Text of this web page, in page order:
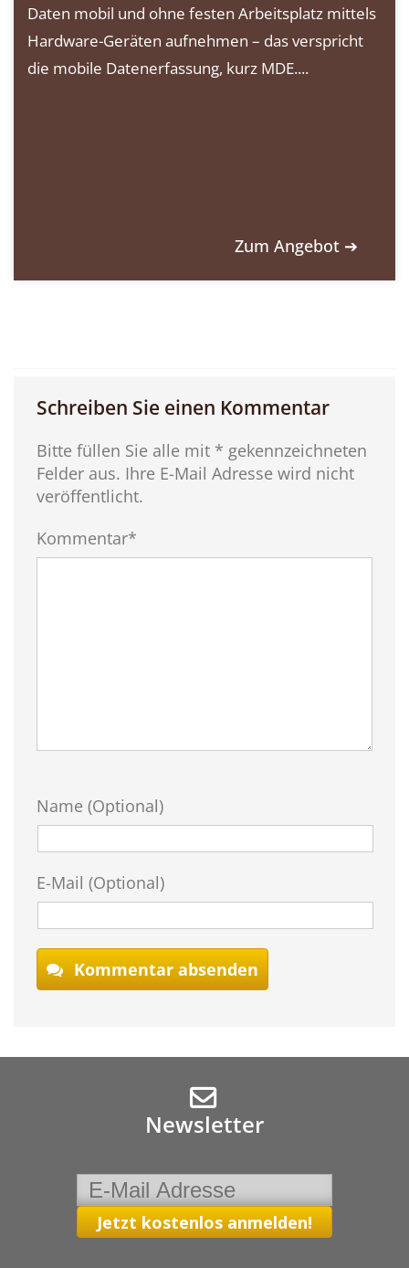
Daten mobil und ohne festen Arbeitsplatz mittels
Hardware-Geräten aufnehmen – das verspricht
die mobile Datenerfassung, kurz MDE....
Zum Angebot ➔
Schreiben Sie einen Kommentar
Bitte füllen Sie alle mit * gekennzeichneten
Felder aus. Ihre E-Mail Adresse wird nicht
veröffentlicht.
Kommentar*
Name (Optional)
E-Mail (Optional)
Kommentar absenden
Newsletter